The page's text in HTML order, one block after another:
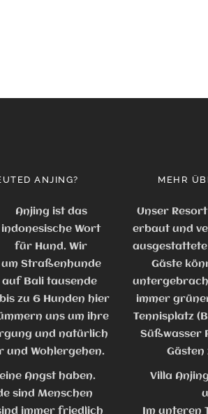
ANJING?
Anjing ist das
indonesische Wort
für Hund. Wir
um Straßenhunde
auf Bali tausende
zu 6 Hunden hier
uns um ihre
und natürlich
und Wohlergehen.
Angst haben.
sind Menschen
immer friedlich
MEHR
Unser
erbaut und
Gäste
immer
Tennisplatz
Süßwasser
Villa
Im unteren